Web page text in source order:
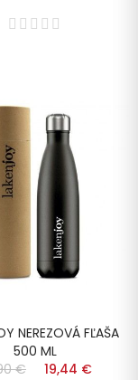
NEREZOVÁ FĽAŠA
500 ML
€
19,44 €